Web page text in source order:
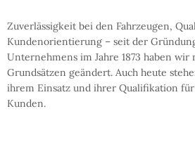
Zuverlässigkeit bei den Fahrzeugen,
Kundenorientierung – seit der
Unternehmens im Jahre 1873 haben wir
Grundsätzen geändert. Auch heute
ihrem Einsatz und ihrer Qualifikation
Kunden.